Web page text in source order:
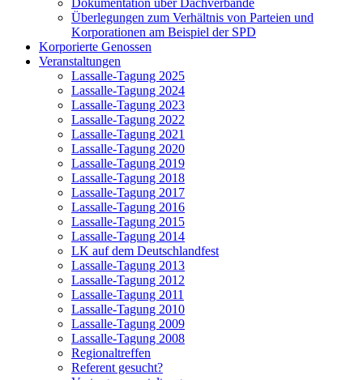
Dokumentation über Dachverbände
Überlegungen zum Verhältnis von Parteien und
Korporationen am Beispiel der SPD
Korporierte Genossen
Veranstaltungen
Lassalle-Tagung 2025
Lassalle-Tagung 2024
Lassalle-Tagung 2023
Lassalle-Tagung 2022
Lassalle-Tagung 2021
Lassalle-Tagung 2020
Lassalle-Tagung 2019
Lassalle-Tagung 2018
Lassalle-Tagung 2017
Lassalle-Tagung 2016
Lassalle-Tagung 2015
Lassalle-Tagung 2014
LK auf dem Deutschlandfest
Lassalle-Tagung 2013
Lassalle-Tagung 2012
Lassalle-Tagung 2011
Lassalle-Tagung 2010
Lassalle-Tagung 2009
Lassalle-Tagung 2008
Regionaltreffen
Referent gesucht?